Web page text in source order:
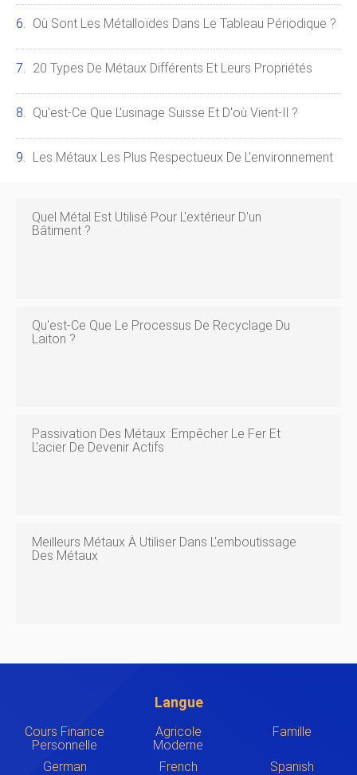
Où Sont Les Métalloïdes Dans Le Tableau Périodique ?
20 Types De Métaux Différents Et Leurs Propriétés
Qu'est-Ce Que L'usinage Suisse Et D'où Vient-Il ?
Les Métaux Les Plus Respectueux De L'environnement
Quel Métal Est Utilisé Pour L'extérieur D'un
Bâtiment ?
Qu'est-Ce Que Le Processus De Recyclage Du
Laiton ?
Passivation Des Métaux :empêcher Le Fer Et
L'acier De Devenir Actifs
Meilleurs Métaux À Utiliser Dans L'emboutissage
Des Métaux
Langue
Cours Finance
Personnelle
Agricole
Moderne
Famille
German French Spanish